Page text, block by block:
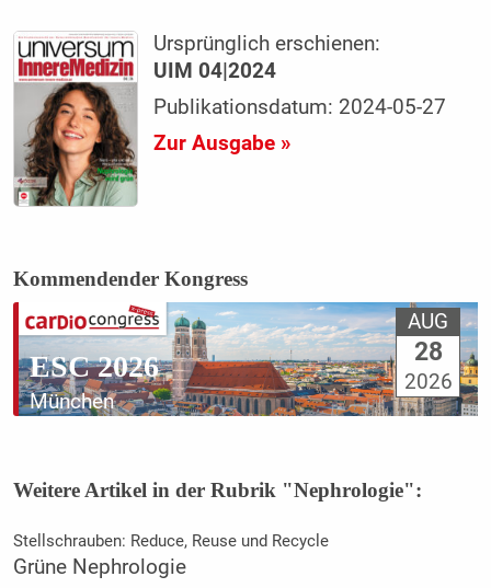
Ursprünglich erschienen:
UIM 04|2024
Publikationsdatum: 2024-05-27
Zur Ausgabe »
Kommendender Kongress
ESC 2026
München
AUG
28
2026
Weitere Artikel in der Rubrik "Nephrologie":
Stellschrauben: Reduce, Reuse und Recycle
Grüne Nephrologie